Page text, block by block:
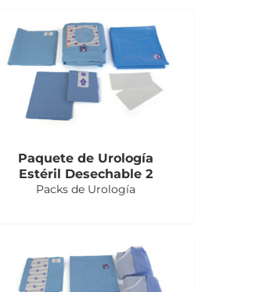
Paquete de Urología
Estéril Desechable 2
Packs de Urología